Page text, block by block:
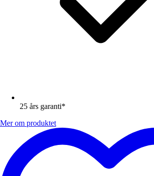
25 års garanti*
Mer om produktet